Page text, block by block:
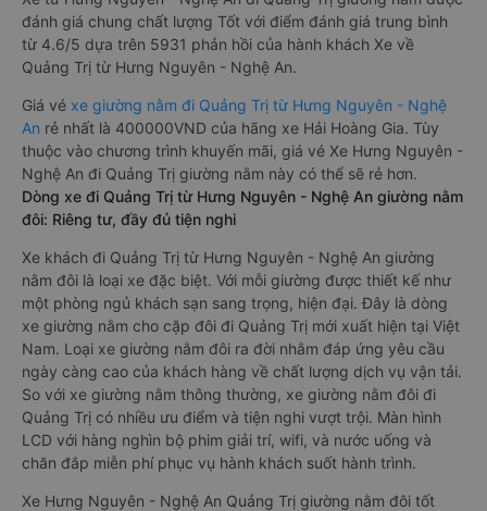
đánh giá chung chất lượng Tốt với điểm đánh giá trung bình
từ 4.6/5 dựa trên 5931 phản hồi của hành khách Xe về
Quảng Trị từ Hưng Nguyên - Nghệ An.
Giá vé xe giường nằm đi Quảng Trị từ Hưng Nguyên - Nghệ
An rẻ nhất là 400000VND của hãng xe Hải Hoàng Gia. Tùy
thuộc vào chương trình khuyến mãi, giá vé Xe Hưng Nguyên -
Nghệ An đi Quảng Trị giường nằm này có thể sẽ rẻ hơn.
Dòng xe đi Quảng Trị từ Hưng Nguyên - Nghệ An giường nằm
đôi: Riêng tư, đầy đủ tiện nghi
Xe khách đi Quảng Trị từ Hưng Nguyên - Nghệ An giường
nằm đôi là loại xe đặc biệt. Với mỗi giường được thiết kế như
một phòng ngủ khách sạn sang trọng, hiện đại. Đây là dòng
xe giường nằm cho cặp đôi đi Quảng Trị mới xuất hiện tại Việt
Nam. Loại xe giường nằm đôi ra đời nhằm đáp ứng yêu cầu
ngày càng cao của khách hàng về chất lượng dịch vụ vận tải.
So với xe giường nằm thông thường, xe giường nằm đôi đi
Quảng Trị có nhiều ưu điểm và tiện nghi vượt trội. Màn hình
LCD với hàng nghìn bộ phim giải trí, wifi, và nước uống và
chăn đắp miễn phí phục vụ hành khách suốt hành trình.
Xe Hưng Nguyên - Nghệ An Quảng Trị giường nằm đôi tốt